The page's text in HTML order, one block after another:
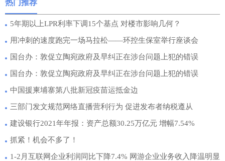
热门推荐
5年期以上LPR利率下调15个基点 对楼市影响几何？
用冲刺的速度跑完一场马拉松——环控生保室举行座谈会
国台办：敦促立陶宛政府及早纠正在涉台问题上犯的错误
国台办：敦促立陶宛政府及早纠正在涉台问题上犯的错误
中国援柬埔寨第八批新冠疫苗运抵金边
三部门发文规范网络直播营利行为 促进发布者纳税遵从
建设银行2021年年报：资产总额30.25万亿元 增幅7.54%
抓紧！机会不多了！
1-2月互联网企业利润同比下降7.4% 网游企业业务收入降温明显